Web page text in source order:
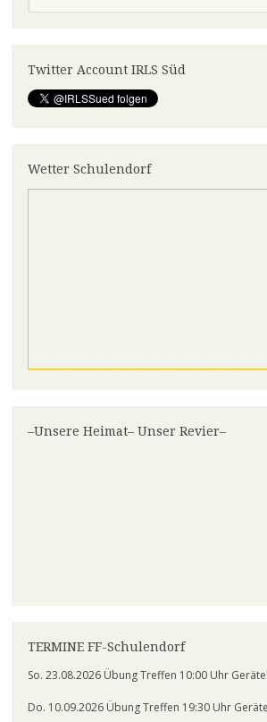
Twitter Account IRLS Süd
Wetter Schulendorf
–Unsere Heimat– Unser Revier–
TERMINE FF-Schulendorf
So. 23.08.2026 Übung Treffen 10:00 Uhr
Do. 10.09.2026 Übung Treffen 19:30 Uhr